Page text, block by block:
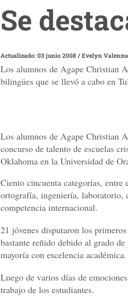
Se
Actualizado: 03 junio 2008/Evelyn
Los alumnos de Agape Christian
bilingües que se llevó a cabo en
Los alumnos de Agape Christian
concurso de talento de escuelas
Oklahoma en la Universidad de
Ciento cincuenta categorías,
ortografía, ingeniería, laboratorio,
competencia internacional.
21 jóvenes disputaron los
bastante reñido debido al grado
mayoría con excelencia académica.
Luego de varios días de
trabajo de los estudiantes.